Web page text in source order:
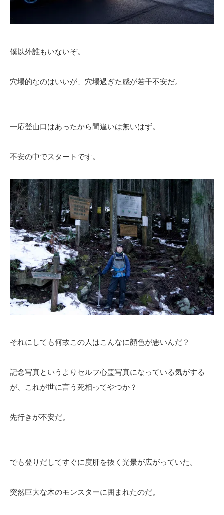
僕以外誰もいないぞ。
穴場的なのはいいが、穴場過ぎた感が若干不安だ。
一応登山口はあったから間違いは無いはず。
不安の中でスタートです。
それにしても何故この人はこんなに顔色が悪いんだ？
記念写真というよりセルフ心霊写真になっている気がする
が、これが世に言う死相ってやつか？
先行きが不安だ。
でも登りだしてすぐに度肝を抜く光景が広がっていた。
突然巨大な木のモンスターに囲まれたのだ。